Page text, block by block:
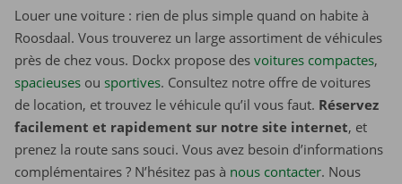
Louer une voiture : rien de plus simple quand on habite à
Roosdaal. Vous trouverez un large assortiment de véhicules
près de chez vous. Dockx propose des voitures compactes,
spacieuses ou sportives. Consultez notre offre de voitures
de location, et trouvez le véhicule qu’il vous faut. Réservez
facilement et rapidement sur notre site internet, et
prenez la route sans souci. Vous avez besoin d’informations
complémentaires ? N’hésitez pas à nous contacter. Nous